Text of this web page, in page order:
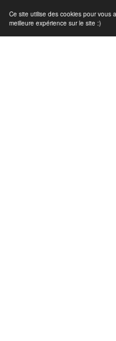
Ce site utilise des cookies pour vous
meilleure expérience sur le site :)